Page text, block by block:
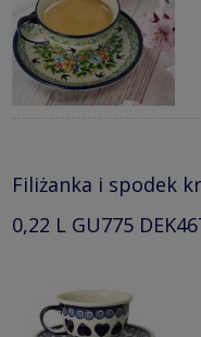
Filiżanka i spodek
0,22 L GU775